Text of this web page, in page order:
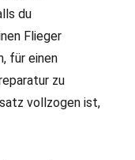
du
Flieger
für einen
zu
vollzogen ist,